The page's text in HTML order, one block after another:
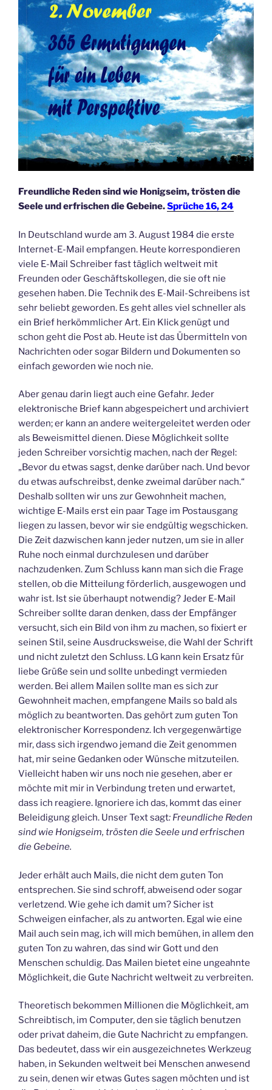
Freundliche Reden sind wie Honigseim, trösten die
Seele und erfrischen die Gebeine.Sprüche 16, 24
In Deutschland wurde am 3. August 1984 die erste
Internet-E-Mail empfangen. Heute korrespondieren
viele E-Mail Schreiber fast täglich weltweit mit
Freunden oder Geschäftskollegen, die sie oft nie
gesehen haben. Die Technik des E-Mail-Schreibens ist
sehr beliebt geworden. Es geht alles viel schneller als
ein Brief herkömmlicher Art. Ein Klick genügt und
schon geht die Post ab. Heute ist das Übermitteln von
Nachrichten oder sogar Bildern und Dokumenten so
einfach geworden wie noch nie.
Aber genau darin liegt auch eine Gefahr. Jeder
elektronische Brief kann abgespeichert und archiviert
werden; er kann an andere weitergeleitet werden oder
als Beweismittel dienen. Diese Möglichkeit sollte
jeden Schreiber vorsichtig machen, nach der Regel:
„Bevor du etwas sagst, denke darüber nach. Und bevor
du etwas aufschreibst, denke zweimal darüber nach.“
Deshalb sollten wir uns zur Gewohnheit machen,
wichtige E-Mails erst ein paar Tage im Postausgang
liegen zu lassen, bevor wir sie endgültig wegschicken.
Die Zeit dazwischen kann jeder nutzen, um sie in aller
Ruhe noch einmal durchzulesen und darüber
nachzudenken. Zum Schluss kann man sich die Frage
stellen, ob die Mitteilung förderlich, ausgewogen und
wahr ist. Ist sie überhaupt notwendig? Jeder E-Mail
Schreiber sollte daran denken, dass der Empfänger
versucht, sich ein Bild von ihm zu machen, so fixiert er
seinen Stil, seine Ausdrucksweise, die Wahl der Schrift
und nicht zuletzt den Schluss. LG kann kein Ersatz für
liebe Grüße sein und sollte unbedingt vermieden
werden. Bei allem Mailen sollte man es sich zur
Gewohnheit machen, empfangene Mails so bald als
möglich zu beantworten. Das gehört zum guten Ton
elektronischer Korrespondenz. Ich vergegenwärtige
mir, dass sich irgendwo jemand die Zeit genommen
hat, mir seine Gedanken oder Wünsche mitzuteilen.
Vielleicht haben wir uns noch nie gesehen, aber er
möchte mit mir in Verbindung treten und erwartet,
dass ich reagiere. Ignoriere ich das, kommt das einer
Beleidigung gleich. Unser Text sagt: Freundliche Reden
sind wie Honigseim, trösten die Seele und erfrischen
die Gebeine.
Jeder erhält auch Mails, die nicht dem guten Ton
entsprechen. Sie sind schroff, abweisend oder sogar
verletzend. Wie gehe ich damit um? Sicher ist
Schweigen einfacher, als zu antworten. Egal wie eine
Mail auch sein mag, ich will mich bemühen, in allem den
guten Ton zu wahren, das sind wir Gott und den
Menschen schuldig. Das Mailen bietet eine ungeahnte
Möglichkeit, die Gute Nachricht weltweit zu verbreiten.
Theoretisch bekommen Millionen die Möglichkeit, am
Schreibtisch, im Computer, den sie täglich benutzen
oder privat daheim, die Gute Nachricht zu empfangen.
Das bedeutet, dass wir ein ausgezeichnetes Werkzeug
haben, in Sekunden weltweit bei Menschen anwesend
zu sein, denen wir etwas Gutes sagen möchten und ist